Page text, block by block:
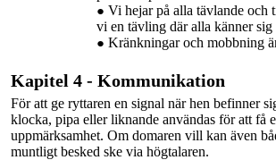
Vi hejar på alla tävlande och
vi en tävling där alla känner
Kränkningar och mobbning
Kapitel 4 - Kommunikation
För att ge ryttaren en signal när hen befinner
klocka, pipa eller liknande användas för att få
uppmärksamhet. Om domaren vill kan även
muntligt besked ske via högtalaren.